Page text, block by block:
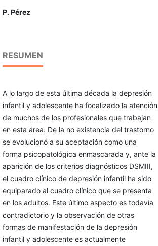
P. Pérez
RESUMEN
A lo largo de esta última década la depresión
infantil y adolescente ha focalizado la atención
de muchos de los profesionales que trabajan
en esta área. De la no existencia del trastorno
se evolucionó a su aceptación como una
forma psicopatológica enmascarada y, ante la
aparición de los criterios diagnósticos DSMIII,
el cuadro clínico de depresión infantil ha sido
equiparado al cuadro clínico que se presenta
en los adultos. Este último aspecto es todavía
contradictorio y la observación de otras
formas de manifestación de la depresión
infantil y adolescente es actualmente